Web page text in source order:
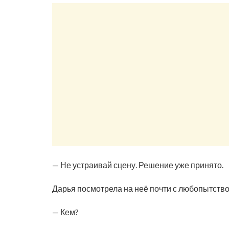
— Не устраивай сцену. Решение уже принято.
Дарья посмотрела на неё почти с
— Кем?